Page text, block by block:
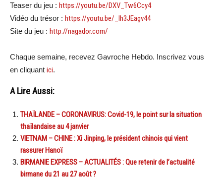
Teaser du jeu : https://youtu.be/DXV_Tw6Ccy4
Vidéo du trésor : https://youtu.be/_Ih3JEagv44
Site du jeu : http://nagador.com/
Chaque semaine, recevez Gavroche Hebdo. Inscrivez vous
en cliquant ici.
A Lire Aussi:
THAÏLANDE – CORONAVIRUS: Covid-19, le point sur la situation
thaïlandaise au 4 janvier
VIETNAM – CHINE : Xi Jinping, le président chinois qui vient
rassurer Hanoï
BIRMANIE EXPRESS – ACTUALITÉS : Que retenir de l’actualité
birmane du 21 au 27 août ?